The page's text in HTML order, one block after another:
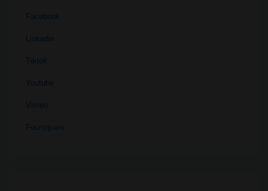
Facebook
Linkedin
Tiktok
Youtube
Vimeo
Foursquare